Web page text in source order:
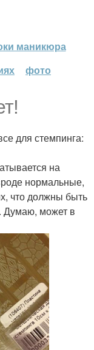
маникюра
фото
для стемпинга:
на
нормальные,
что должны быть
Думаю, может в